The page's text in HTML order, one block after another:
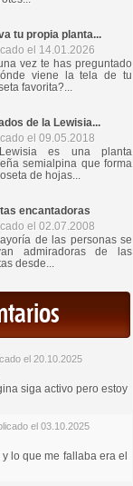
tu propia planta...
el 14.01.2026
vez te has preguntado
viene la tela de tu
favorita?...
de la Lewisia...
el 09.05.2018
es una planta
semialpina que forma
de hojas...
encantadoras
el 02.07.2008
de las personas se
admiradoras de las
desde...
el 20.10.2025
siga activo pero estoy
el 03.10.2025
lo que me fallaba era el